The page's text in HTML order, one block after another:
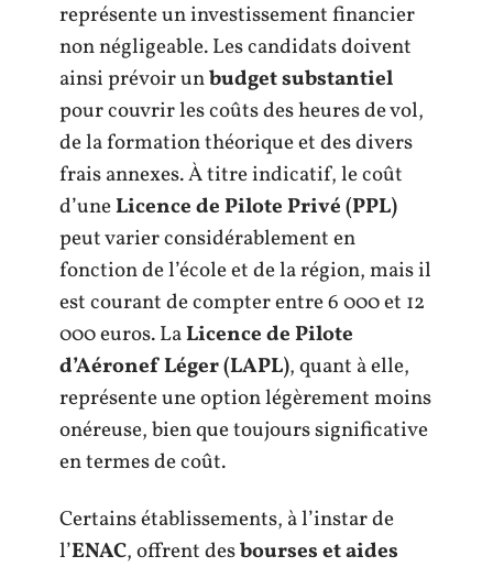
représente un investissement financier
non négligeable. Les candidats doivent
ainsi prévoir unbudget substantiel
pour couvrir les coûts des heures de vol,
de la formation théorique et des divers
frais annexes. À titre indicatif, le coût
d’uneLicence de Pilote Privé (PPL)
peut varier considérablement en
fonction de l’école et de la région, mais il
est courant de compter entre 6 000 et 12
000 euros. LaLicence de Pilote
d’Aéronef Léger (LAPL), quant à elle,
représente une option légèrement moins
onéreuse, bien que toujours significative
en termes de coût.
Certains établissements, à l’instar de
l’ENAC, offrent desbourses et aides